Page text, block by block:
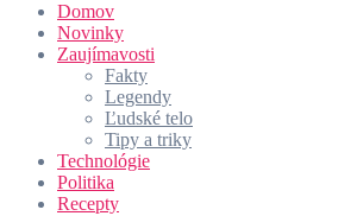
Domov
Novinky
Zaujímavosti
Fakty
Legendy
Ľudské telo
Tipy a triky
Technológie
Politika
Recepty